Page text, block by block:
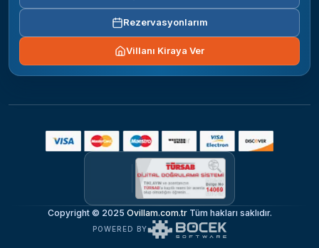
Rezervasyonlarım
Villanı Kiraya Ver
Copyright © 2025 Ovillam.com.trTüm hakları saklıdır.
POWERED BY